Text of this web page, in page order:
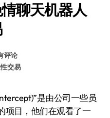
聊天机器人
评论
交易
项目，他们在观看了一